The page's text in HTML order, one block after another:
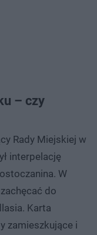
– czy
Rady Miejskiej w
interpelację
W
do
Karta
zamieszkujące i